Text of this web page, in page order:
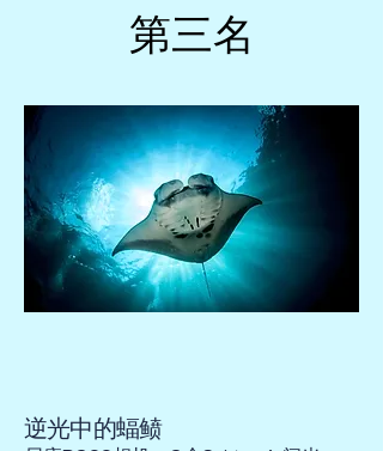
第三名
第三名
逆光中的蝠鲼